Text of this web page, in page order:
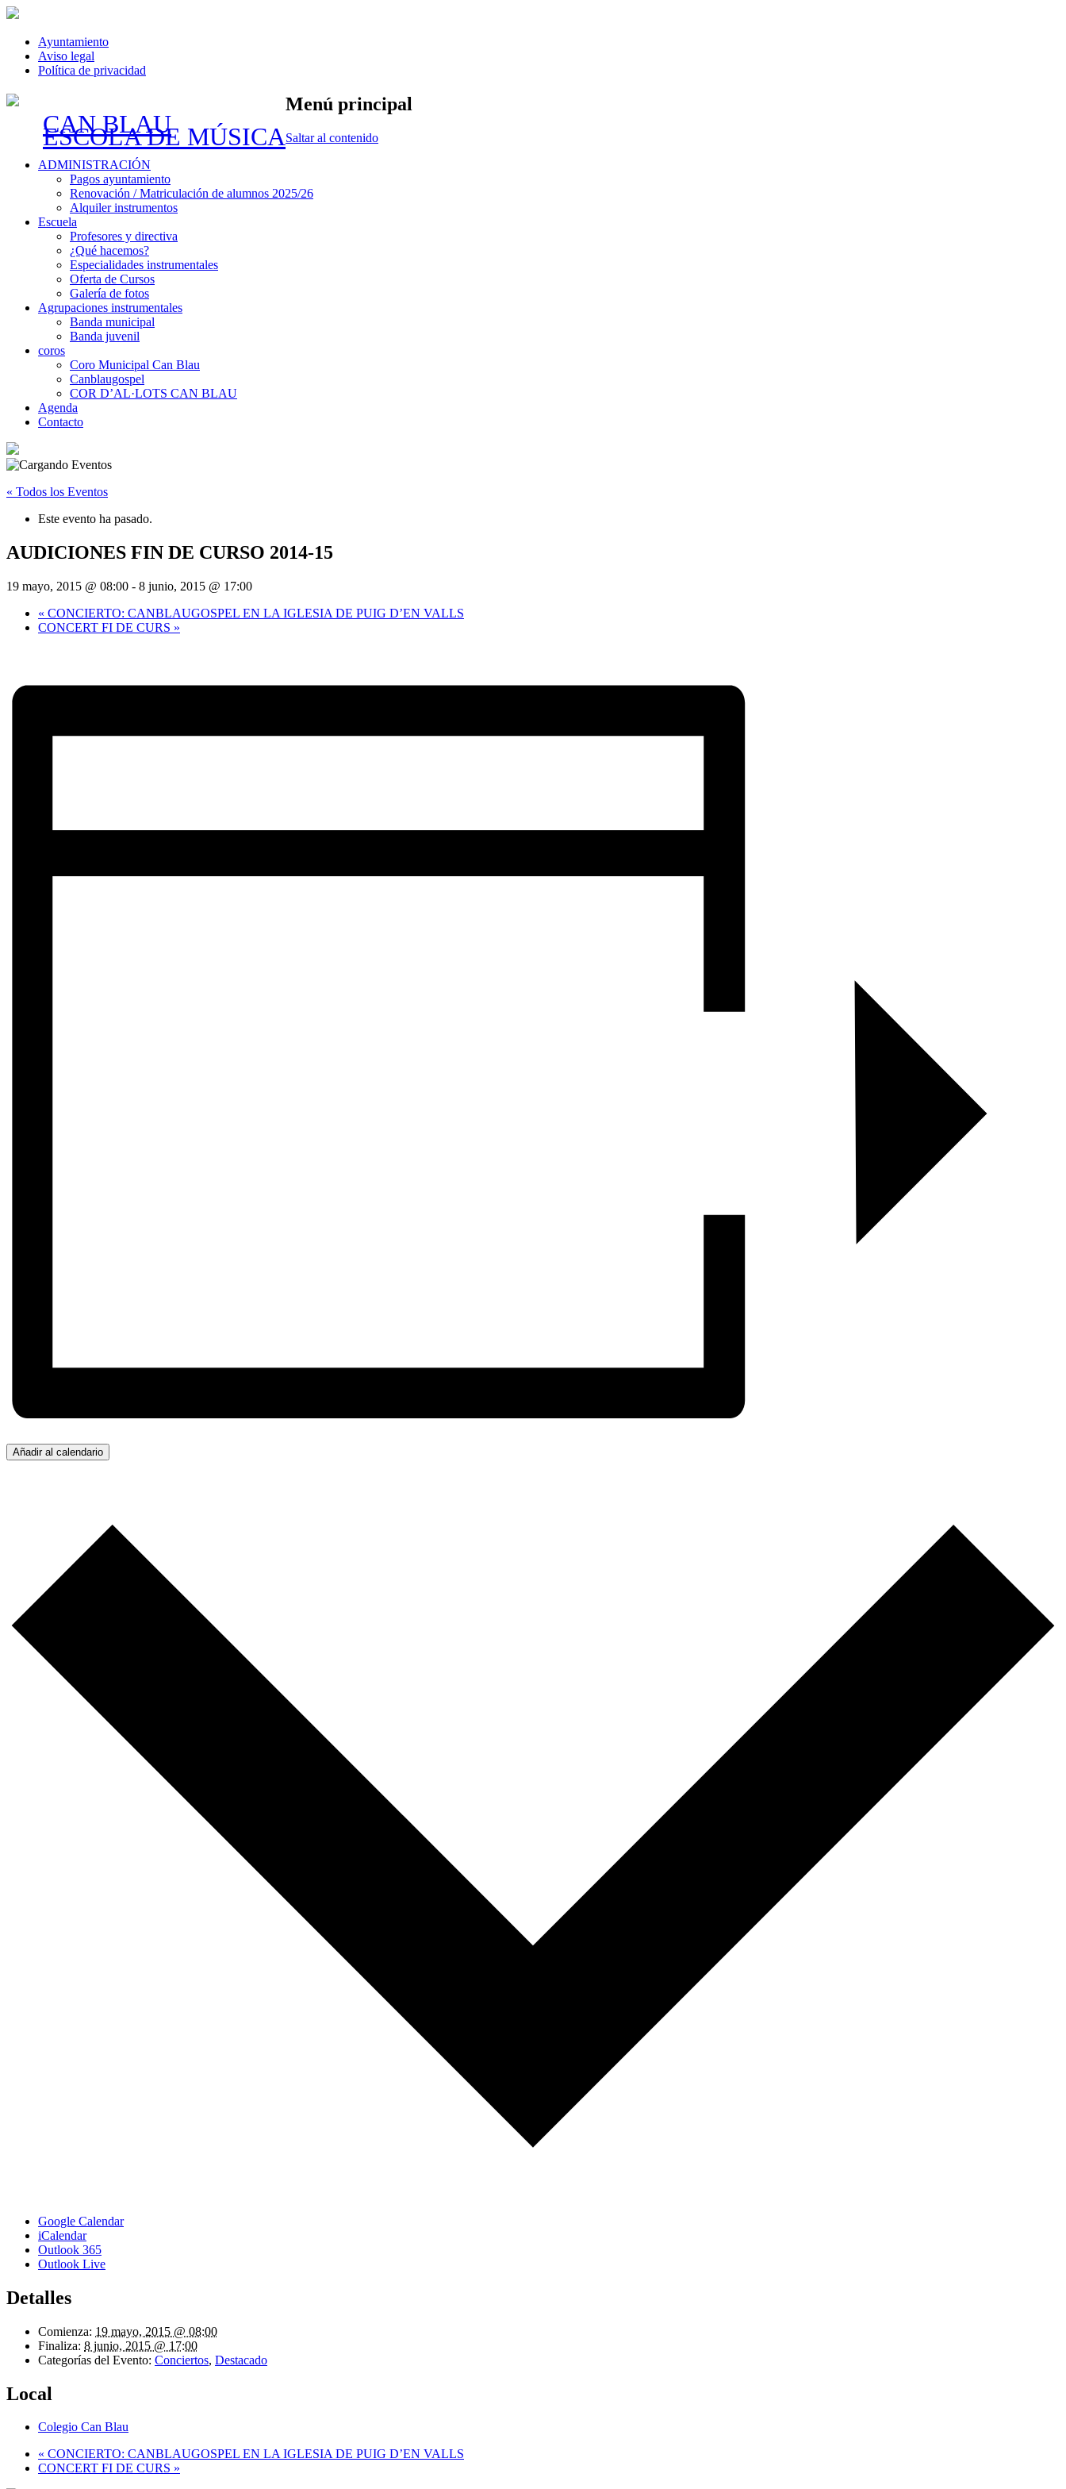
Ayuntamiento
Aviso legal
Política de privacidad
CAN BLAU
ESCOLA DE MÚSICA
Menú principal
Saltar al contenido
ADMINISTRACIÓN
Pagos ayuntamiento
Renovación / Matriculación de alumnos 2025/26
Alquiler instrumentos
Escuela
Profesores y directiva
¿Qué hacemos?
Especialidades instrumentales
Oferta de Cursos
Galería de fotos
Agrupaciones instrumentales
Banda municipal
Banda juvenil
coros
Coro Municipal Can Blau
Canblaugospel
COR D’AL·LOTS CAN BLAU
Agenda
Contacto
« Todos los Eventos
Este evento ha pasado.
AUDICIONES FIN DE CURSO 2014-15
19 mayo, 2015 @ 08:00 - 8 junio, 2015 @ 17:00
« CONCIERTO: CANBLAUGOSPEL EN LA IGLESIA DE PUIG D’EN VALLS
CONCERT FI DE CURS »
Añadir al calendario
Google Calendar
iCalendar
Outlook 365
Outlook Live
Detalles
Comienza: 19 mayo, 2015 @ 08:00
Finaliza: 8 junio, 2015 @ 17:00
Categorías del Evento: Conciertos, Destacado
Local
Colegio Can Blau
« CONCIERTO: CANBLAUGOSPEL EN LA IGLESIA DE PUIG D’EN VALLS
CONCERT FI DE CURS »